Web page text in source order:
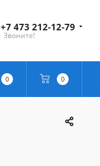
+7 473 212-12-79
Звоните!
0 0